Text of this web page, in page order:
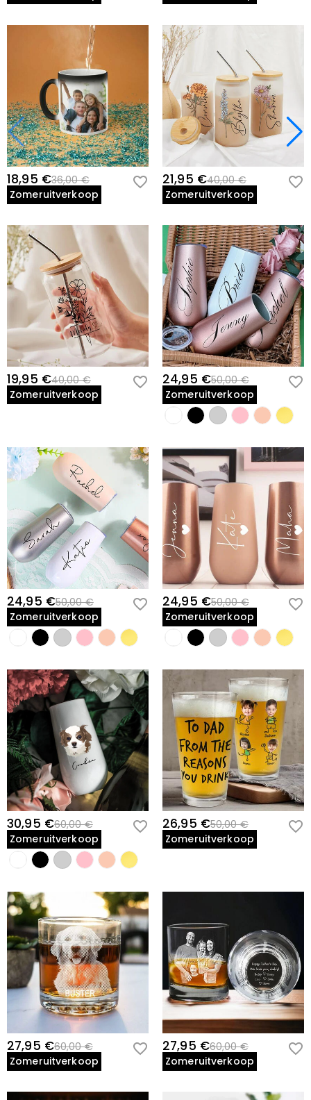
18,95 €36,00 €
Zomeruitverkoop
21,95 €40,00 €
Zomeruitverkoop
19,95 €40,00 €
Zomeruitverkoop
24,95 €50,00 €
Zomeruitverkoop
24,95 €50,00 €
Zomeruitverkoop
24,95 €50,00 €
Zomeruitverkoop
30,95 €60,00 €
Zomeruitverkoop
26,95 €50,00 €
Zomeruitverkoop
27,95 €60,00 €
Zomeruitverkoop
27,95 €60,00 €
Zomeruitverkoop